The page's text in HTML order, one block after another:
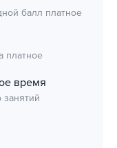
балл платное
платное
время
занятий